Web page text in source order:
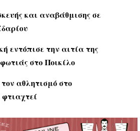
και αναβάθμισης σε
εντόπισε την αιτία της
στο Ποικίλο
τον αθλητισμό στο